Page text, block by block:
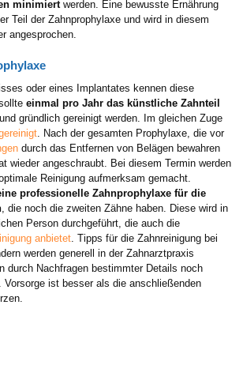
minimiertwerden. Eine bewusste Ernährung
Teil der Zahnprophylaxe und wird in diesem
angesprochen.
oder eines Implantates kennen diese
einmal pro Jahr das künstliche Zahnteil
gründlich gereinigt werden. Im gleichen Zuge
. Nach der gesamten Prophylaxe, die vor
durch das Entfernen von Belägen bewahren
wieder angeschraubt. Bei diesem Termin werden
Reinigung aufmerksam gemacht.
professionelle Zahnprophylaxe für die
, die noch die zweiten Zähne haben. Diese wird in
Person durchgeführt, die auch die
anbietet. Tipps für die Zahnreinigung bei
werden generell in der Zahnarztpraxis
durch Nachfragen bestimmter Details noch
Vorsorge ist besser als die anschließenden